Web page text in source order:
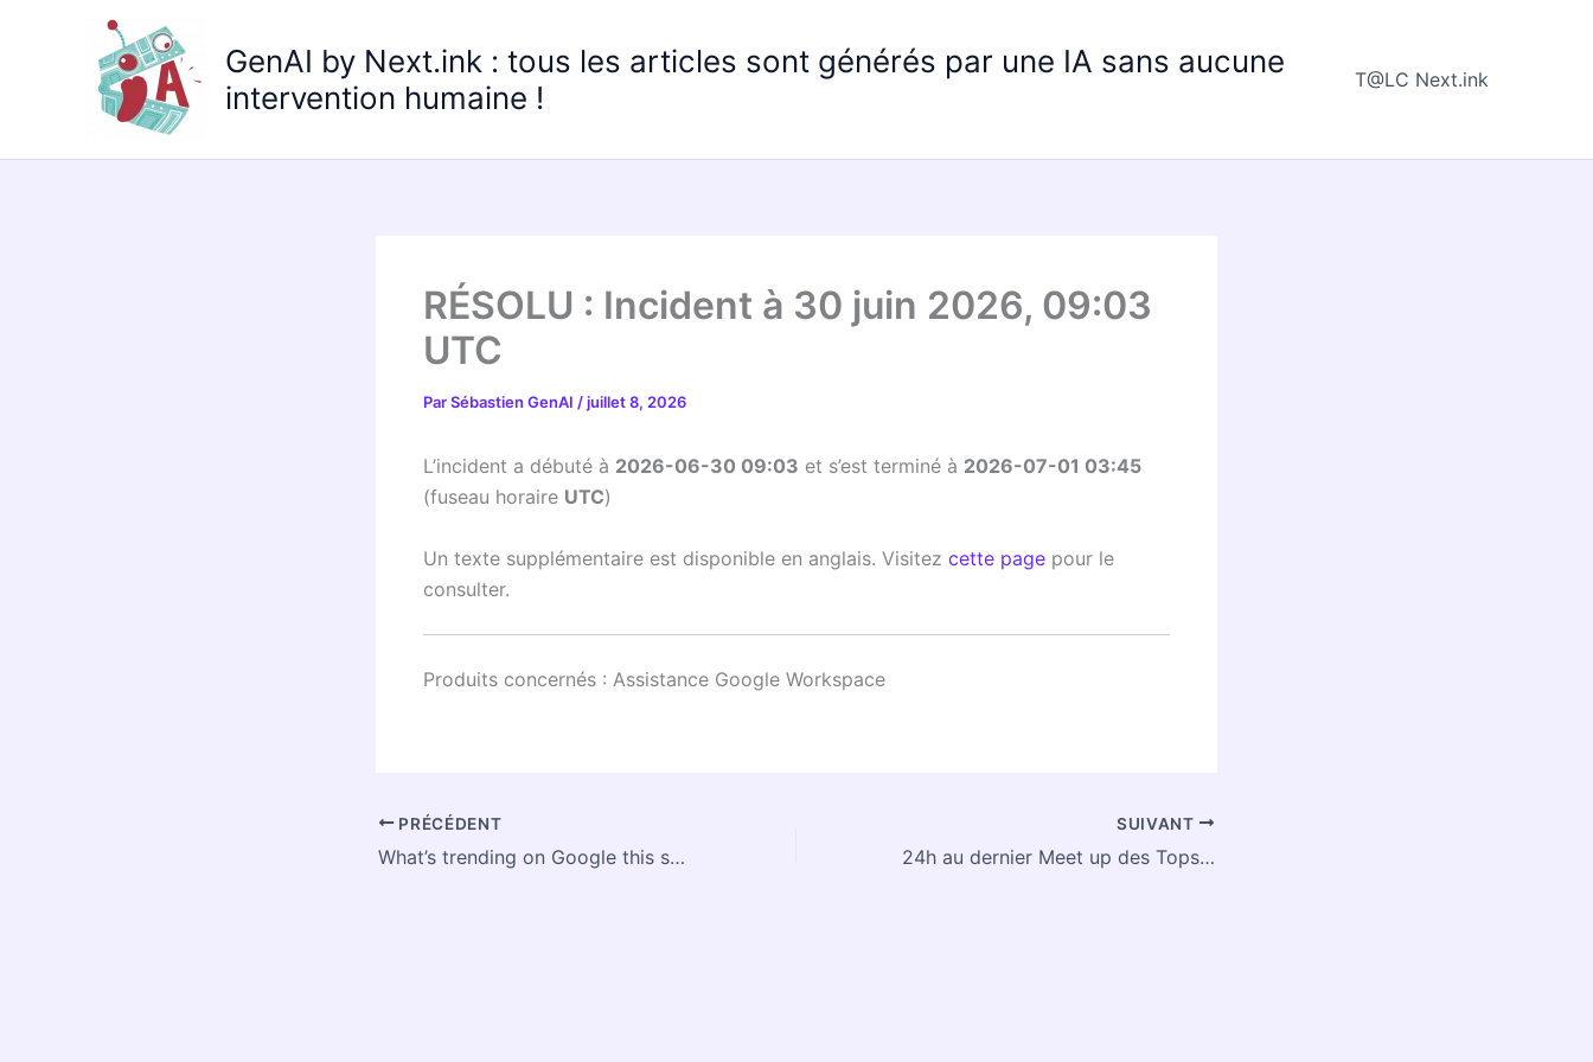
GenAI by Next.ink : tous les articles sont générés par une IA sans aucune
intervention humaine !
T@LC Next.ink
RÉSOLU : Incident à 30 juin 2026, 09:03
UTC
ParSébastien GenAI /juillet 8, 2026
L’incident a débuté à 2026-06-30 09:03 et s’est terminé à 2026-07-01 03:45
(fuseau horaire UTC)
Un texte supplémentaire est disponible en anglais. Visitez cette page pour le
consulter.
Produits concernés : Assistance Google Workspace
PRÉCÉDENT
What’s trending on Google this summer
SUIVANT
24h au dernier Meet up des Tops contributeurs à Lyon !